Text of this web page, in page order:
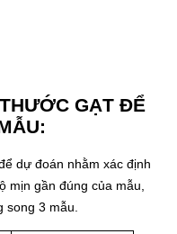
GẠT ĐỂ
dự đoán nhằm xác định
mịn gần đúng của mẫu,
3 mẫu.